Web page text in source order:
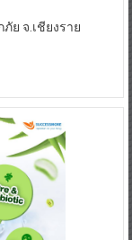
ย จ.เชียงราย